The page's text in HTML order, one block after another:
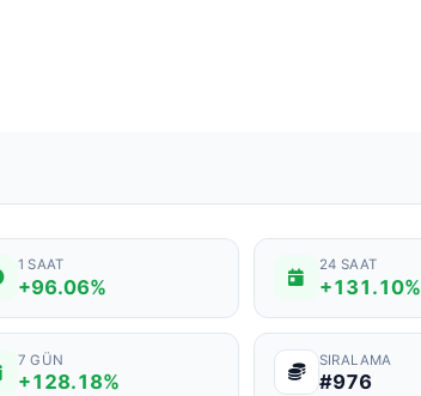
1 SAAT
+96.06%
24 SAAT
+131.10%
7 GÜN
+128.18%
SIRALAMA
#976